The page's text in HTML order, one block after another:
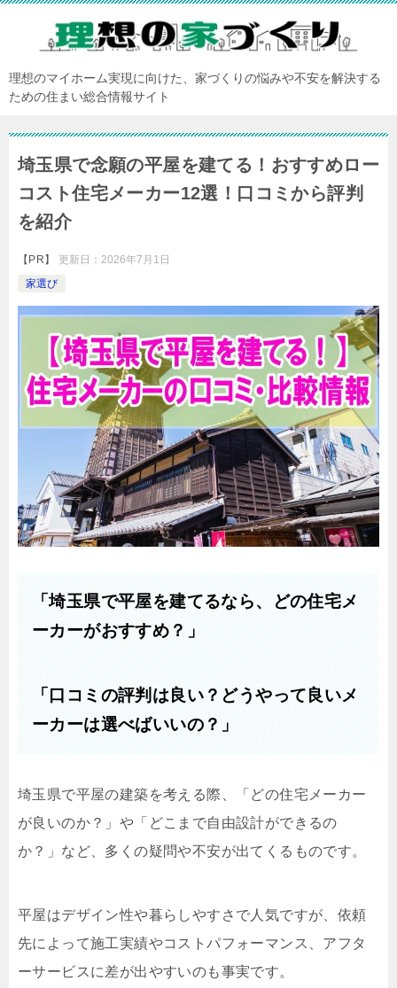
理想のマイホーム実現に向けた、家づくりの悩みや不安を解決する
ための住まい総合情報サイト
埼玉県で念願の平屋を建てる！おすすめロー
コスト住宅メーカー12選！口コミから評判
を紹介
【PR】 更新日： 2026年7月1日
家選び
「埼玉県で平屋を建てるなら、どの住宅メ
ーカーがおすすめ？」
「口コミの評判は良い？どうやって良いメ
ーカーは選べばいいの？」
埼玉県で平屋の建築を考える際、「どの住宅メーカー
が良いのか？」や「どこまで自由設計ができるの
か？」など、多くの疑問や不安が出てくるものです。
平屋はデザイン性や暮らしやすさで人気ですが、依頼
先によって施工実績やコストパフォーマンス、アフタ
ーサービスに差が出やすいのも事実です。